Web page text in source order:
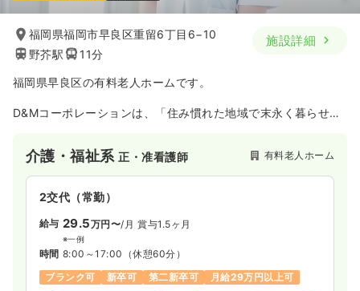
福岡県福岡市早良区重留6丁目6−10
野芥駅
11分
施設詳細
福岡県早良区の有料老人ホームです。
D&Mコーポレーションは、「住み慣れた地域で末永く暮らせる
～医療と看護と介護で支える安心生活～
この言葉を理念に追加し今後の社会貢献に務めてまいります。
介護・福祉系正・准看護師 有料老人ホーム
2交代（常勤）
給与 29.5万円〜/月 賞与1.5ヶ月
※一例
時間 8:00～17:00 （休憩60分）
ブランク可
新卒可 第二新卒可 月給29万円以上可